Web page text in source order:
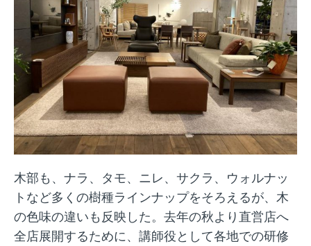
木部も、ナラ、タモ、ニレ、サクラ、ウォルナッ
トなど多くの樹種ラインナップをそろえるが、木
の色味の違いも反映した。去年の秋より直営店へ
全店展開するために、講師役として各地での研修